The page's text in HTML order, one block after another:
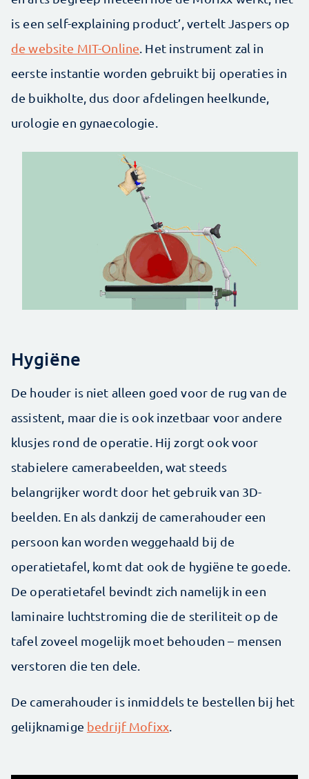
is een self-explaining product’, vertelt Jaspers op
de website MIT-Online . Het instrument zal in
eerste instantie worden gebruikt bij operaties in
de buikholte, dus door afdelingen heelkunde,
urologie en gynaecologie.
Hygiëne
De houder is niet alleen goed voor de rug van de
assistent, maar die is ook inzetbaar voor andere
klusjes rond de operatie. Hij zorgt ook voor
stabielere camerabeelden, wat steeds
belangrijker wordt door het gebruik van 3D-
beelden. En als dankzij de camerahouder een
persoon kan worden weggehaald bij de
operatietafel, komt dat ook de hygiëne te goede.
De operatietafel bevindt zich namelijk in een
laminaire luchtstroming die de steriliteit op de
tafel zoveel mogelijk moet behouden – mensen
verstoren die ten dele.
De camerahouder is inmiddels te bestellen bij het
gelijknamige bedrijf Mofixx